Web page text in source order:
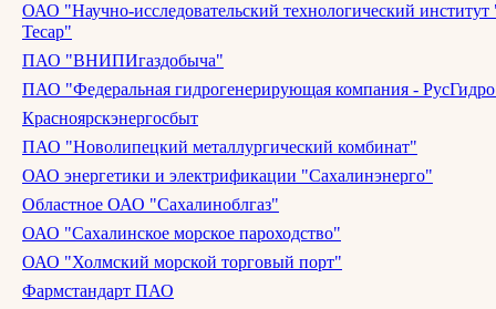
ОАО "Научно-исследовательский технологический
Тесар"
ПАО "ВНИПИгаздобыча"
ПАО "Федеральная гидрогенерирующая компания -
Красноярскэнергосбыт
ПАО "Новолипецкий металлургический комбинат"
ОАО энергетики и электрификации "Сахалинэнерго"
Областное ОАО "Сахалиноблгаз"
ОАО "Сахалинское морское пароходство"
ОАО "Холмский морской торговый порт"
Фармстандарт ПАО